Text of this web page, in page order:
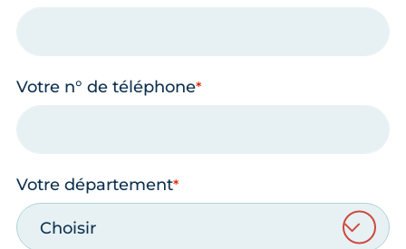
Votre n° de téléphone
Votre département
Choisir